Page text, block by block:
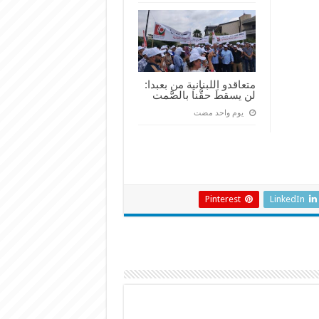
متعاقدو اللبنانية من بعبدا:
لن يسقطَ حقُّنا بالصَّمت
‏يوم واحد مضت
LinkedIn
Pinterest